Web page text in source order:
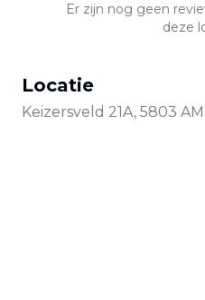
Er zijn nog geen
deze
Locatie
Keizersveld 21A, 5803 AM